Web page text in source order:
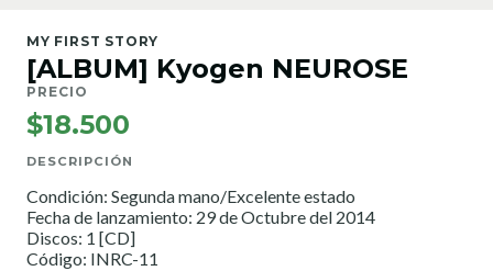
MY FIRST STORY
[ALBUM] Kyogen NEUROSE
PRECIO
$18.500
DESCRIPCIÓN
Condición: Segunda mano/Excelente estado
Fecha de lanzamiento: 29 de Octubre del 2014
Discos: 1 [CD]
Código: INRC-11